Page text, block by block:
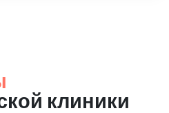
клиники